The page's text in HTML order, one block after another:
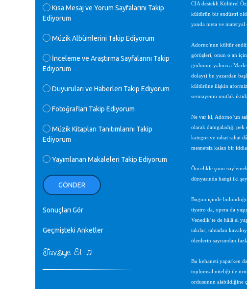
♪
30 yıl sonra karşılaşmak çok güzel
Kurtuluş, teveccüh etmişsin çok
verirsen sevinirim, selamlar, sevgiler.
♪
yıllarımda özel radyo yayıncılığı
ödülüne layık görülmüştüm evde yıllar
arayayım dediğimde ikinci büyük şoku
yaşadım 1994 de verdiği ödülü değerli
hocam arşivinde fotoğraf larımız ile
emek emeği geçen herkese en derin
ellerinden benim için öpün.
Kurtuluş Çelebi - 07.01.2023
♪
Mavi Nota - 24.11.2022
♪
Biliyorum Cüneyt bey, yazımda da
Kısa Mesaj ve Yorum Sayfalarını Takip
Ediyorum
Müzik Albümlerini Takip Ediyorum
İnceleme ve Araştırma Sayfalarını Takip
Ediyorum
Duyuruları ve Haberleri Takip Ediyorum
Fotoğrafları Takip Ediyorum
Müzik Kitapları Tanıtımlarını Takip
Ediyorum
Yayımlanan Makaleleri Takip Ediyorum
GÖNDER
Sonuçları Gör
Geçmişteki Anketler
Tavsiye Et ♫
CIA destekli Kültürel
kültürün bir endüstri
yanda meta ve materyal
Adorno'nun kültür
görüşleri, onun o an
güdünün yalnızca
dolayı) bu yazardan
kültürüne ilişkin
sermayenin mutlak
Ne var ki, Adorno’un
olarak damgaladığı
kategoriye rahat rahat
mesnetsiz kalan bir
Öncelikle şunu
dünyasında hangi iki
Bugün içinde
tiyatro da, opera da
Venedik’te de hâlâ el
takılar, tahtadan kaval
ölenlerin sayısından
Bu kehaneti yaparken
toplumsal niteliği ile
ordusunun alabildiğine